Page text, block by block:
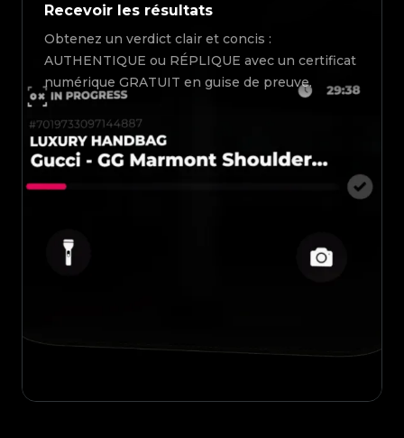
Recevoir les résultats
Obtenez un verdict clair et concis :
AUTHENTIQUE ou RÉPLIQUE avec un certificat
numérique GRATUIT en guise de preuve.